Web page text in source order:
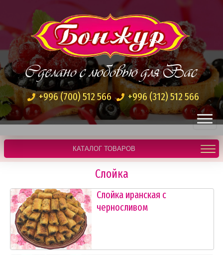
Сделано с любовью для Вас
+996 (700) 512 566 +996 (312) 512 566
КАТАЛОГ ТОВАРОВ
Слойка
Слойка иранская с
черносливом